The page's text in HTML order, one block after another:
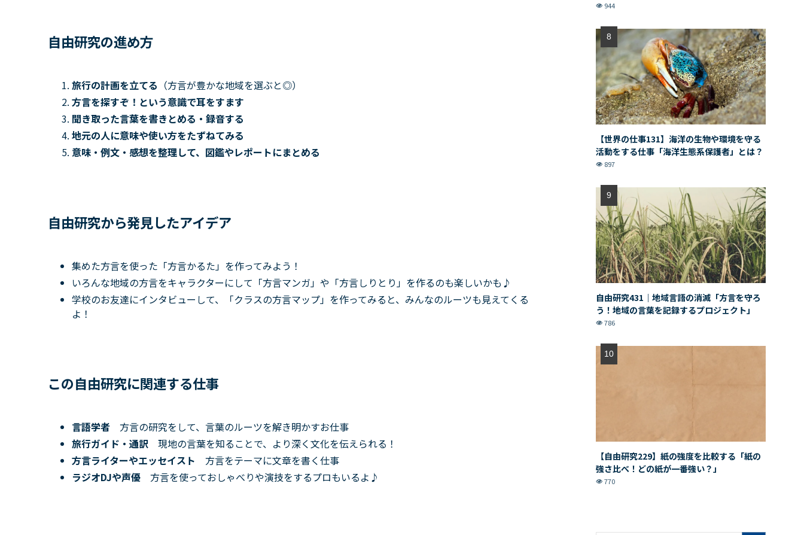
自由研究の進め方
旅行の計画を立てる （方言が豊かな地域を選ぶと◎）
方言を探すぞ！という意識で耳をすます
聞き取った言葉を書きとめる・録音する
地元の人に意味や使い方をたずねてみる
意味・例文・感想を整理して、図鑑やレポートにまとめる
自由研究から発見したアイデア
集めた方言を使った「方言かるた」を作ってみよう！
いろんな地域の方言をキャラクターにして「方言マンガ」や「方言しりとり」を作るのも楽しいかも♪
学校のお友達にインタビューして、「クラスの方言マップ」を作ってみると、みんなのルーツも見えてくる
よ！
この自由研究に関連する仕事
言語学者 方言の研究をして、言葉のルーツを解き明かすお仕事
旅行ガイド・通訳 現地の言葉を知ることで、より深く文化を伝えられる！
方言ライターやエッセイスト 方言をテーマに文章を書く仕事
ラジオDJや声優 方言を使っておしゃべりや演技をするプロもいるよ♪
944
【世界の仕事131】海洋の生物や環境を守る
活動をする仕事「海洋生態系保護者」とは？
897
自由研究431｜地域言語の消滅「方言を守ろ
う！地域の言葉を記録するプロジェクト」
786
【自由研究229】紙の強度を比較する「紙の
強さ比べ！どの紙が一番強い？」
770